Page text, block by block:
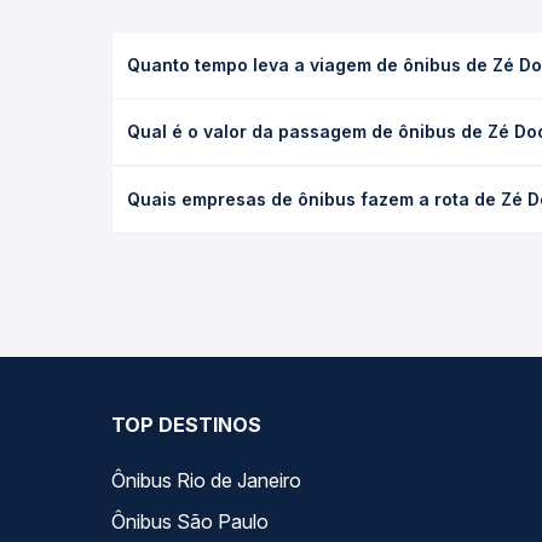
Quanto tempo leva a viagem de ônibus de Zé
(convencional, executivo ou leito) e as condições
Qual é o valor da passagem de ônibus de Zé
o tipo de poltrona e a antecedência da compra.
Quais empresas de ônibus fazem a rota de Zé
TOP DESTINOS
Ônibus Rio de Janeiro
Ônibus São Paulo